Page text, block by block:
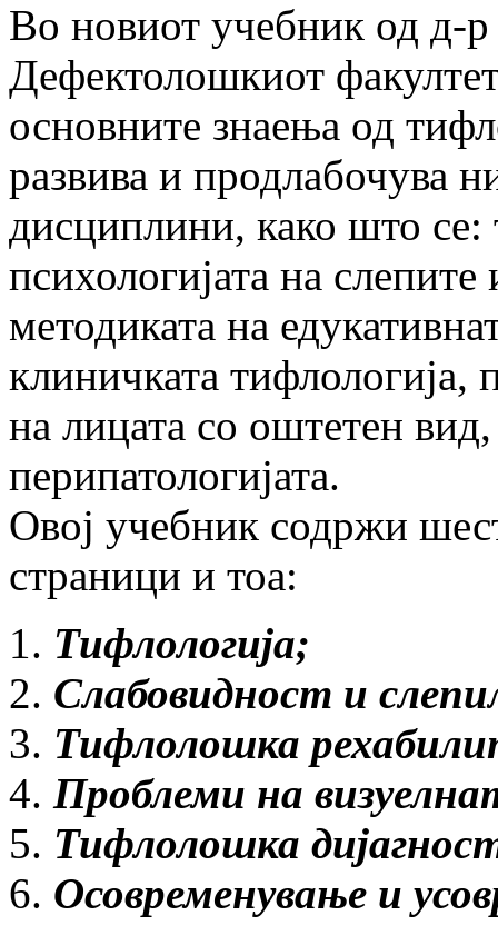
Во новиот учебник од д-
Дефектолошкиот
основните знаења од
развива и продлабочува
дисциплини, како што се:
психологијата на
методиката на
клиничката тифлологија,
на лицата со оштетен
перипатологијата.
Овој учебник содржи
страници и тоа:
Тифлологија;
Слабовидност и
Тифлолошка
Проблеми на
Тифлолошка
Осовременување и